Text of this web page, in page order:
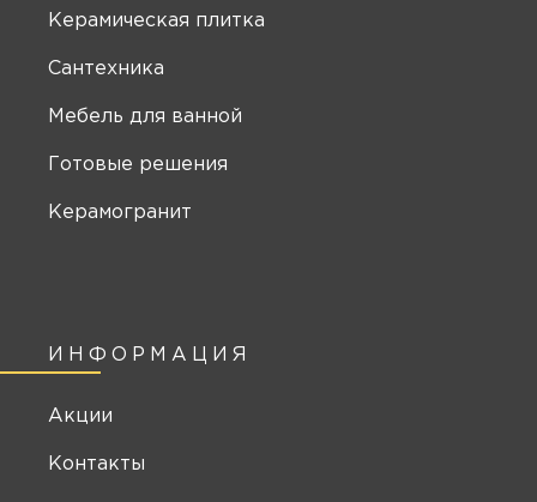
ИНФОРМАЦИЯ
Акции
Контакты
Керамическая плитка
Сантехника
Мебель для ванной
Готовые решения
Керамогранит